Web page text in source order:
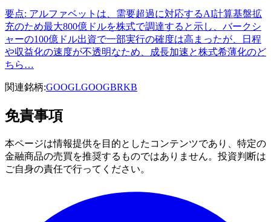
要点: アルファベットは、需要超過に対応するAI計算基盤拡
充のため最大800億ドルを株式で調達すると示し、バークシ
ャーの100億ドル出資で一部実行の確度は高まったが、日程
や収益化の速度が不透明なため、成長加速と株式希薄化のど
ちら…
関連銘柄:GOOGLGOOGBRKB
免責事項
本ページは情報提供を目的としたコンテンツであり、特定の
金融商品の売買を推奨するものではありません。投資判断は
ご自身の責任で行ってください。